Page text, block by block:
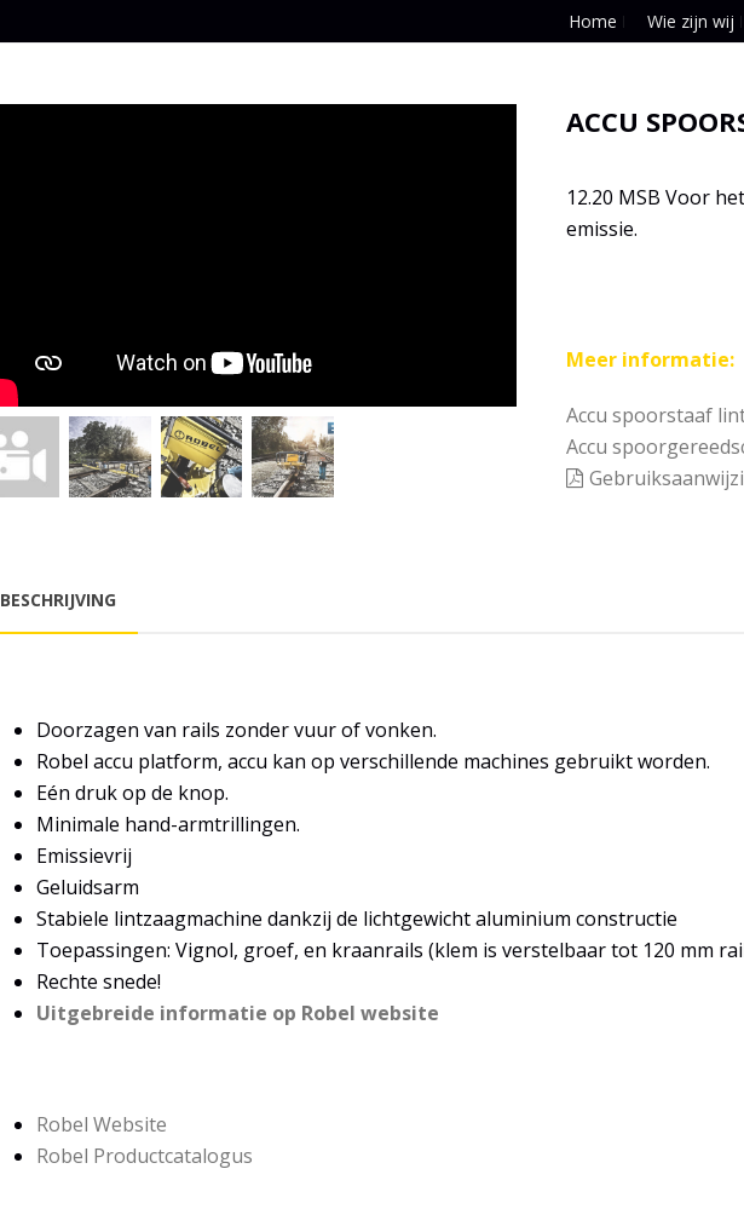
Home Wie zijn wij
ACCU
12.20 MSB Voor
emissie.
Meer informatie:
Accu spoorstaaf
Accu
BESCHRIJVING
Doorzagen van rails zonder vuur of vonken.
Robel accu platform, accu kan op verschillende machines gebruikt worden.
Eén druk op de knop.
Minimale hand-armtrillingen.
Emissievrij
Geluidsarm
Stabiele lintzaagmachine dankzij de lichtgewicht aluminium constructie
Toepassingen: Vignol, groef, en kraanrails (klem is verstelbaar tot 120 mm
Rechte snede!
Uitgebreide informatie op Robel website
Robel Website
Robel Productcatalogus